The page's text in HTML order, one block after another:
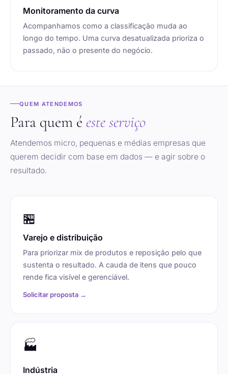
Monitoramento da curva
Acompanhamos como a classificação muda ao
longo do tempo. Uma curva desatualizada prioriza o
passado, não o presente do negócio.
QUEM ATENDEMOS
Para quem é este serviço
Atendemos micro, pequenas e médias empresas que
querem decidir com base em dados — e agir sobre o
resultado.
🏪
Varejo e distribuição
Para priorizar mix de produtos e reposição pelo que
sustenta o resultado. A cauda de itens que pouco
rende fica visível e gerenciável.
Solicitar proposta →
🏭
Indústria